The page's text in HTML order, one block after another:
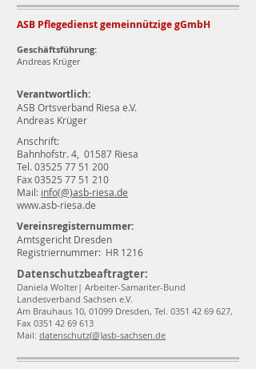
ASB Pflegedienst gemeinnützige gGmbH
Geschäftsführung:
Andreas Krüger
Verantwortlich:
ASB Ortsverband Riesa e.V.
Andreas Krüger
Anschrift:
Bahnhofstr. 4, 01587 Riesa
Tel. 03525 77 51 200
Fax 03525 77 51 210
Mail: info(@)asb-riesa.de
www.asb-riesa.de
Vereinsregisternummer:
Amtsgericht Dresden
Registriernummer: HR 1216
Datenschutzbeaftragter:
Daniela Wolter| Arbeiter-Samariter-Bund
Landesverband Sachsen e.V.
Am Brauhaus 10, 01099 Dresden, Tel. 0351 42 69 627,
Fax 0351 42 69 613
Mail: datenschutz(@)asb-sachsen.de